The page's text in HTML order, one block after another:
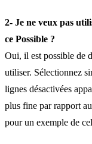
2- Je ne veux pas
ce Possible ?
Oui, il est possible de
utiliser. Sélectionnez
lignes désactivées
plus fine par rapport
pour un exemple de